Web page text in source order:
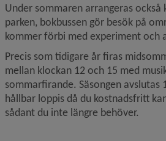
Under sommaren arrangeras också
parken, bokbussen gör besök på
kommer förbi med experiment och
Precis som tidigare år firas
mellan klockan 12 och 15 med
sommarfirande. Säsongen avslutas
hållbar loppis då du kostnadsfritt
sådant du inte längre behöver.